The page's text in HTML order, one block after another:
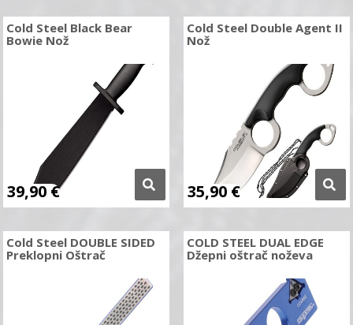
Cold Steel Black Bear
Bowie Nož
39,90 €
Cold Steel Double Agent II
Nož
35,90 €
Cold Steel DOUBLE SIDED
Preklopni Oštrač
COLD STEEL DUAL EDGE
Džepni oštrač noževa